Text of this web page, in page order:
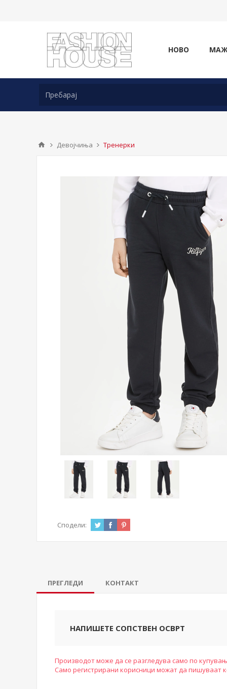
НОВО
Девојчиња Тренерки
Сподели:
ПРЕГЛЕДИ КОНТАКТ
НАПИШЕТЕ СОПСТВЕН ОСВРТ
Производот може да се разгледува само по
Само регистрирани корисници можат да пишуваат